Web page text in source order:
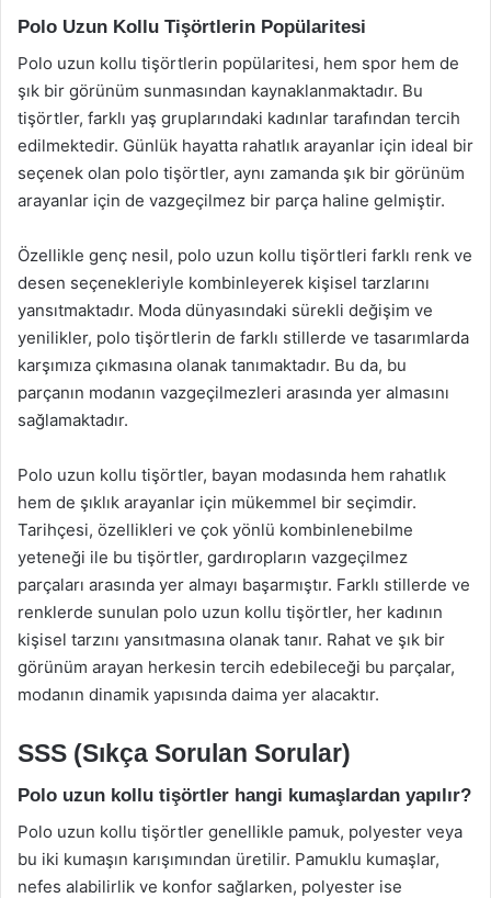
Polo Uzun Kollu Tişörtlerin Popülaritesi
Polo uzun kollu tişörtlerin popülaritesi, hem spor hem de
şık bir görünüm sunmasından kaynaklanmaktadır. Bu
tişörtler, farklı yaş gruplarındaki kadınlar tarafından tercih
edilmektedir. Günlük hayatta rahatlık arayanlar için ideal bir
seçenek olan polo tişörtler, aynı zamanda şık bir görünüm
arayanlar için de vazgeçilmez bir parça haline gelmiştir.
Özellikle genç nesil, polo uzun kollu tişörtleri farklı renk ve
desen seçenekleriyle kombinleyerek kişisel tarzlarını
yansıtmaktadır. Moda dünyasındaki sürekli değişim ve
yenilikler, polo tişörtlerin de farklı stillerde ve tasarımlarda
karşımıza çıkmasına olanak tanımaktadır. Bu da, bu
parçanın modanın vazgeçilmezleri arasında yer almasını
sağlamaktadır.
Polo uzun kollu tişörtler, bayan modasında hem rahatlık
hem de şıklık arayanlar için mükemmel bir seçimdir.
Tarihçesi, özellikleri ve çok yönlü kombinlenebilme
yeteneği ile bu tişörtler, gardıropların vazgeçilmez
parçaları arasında yer almayı başarmıştır. Farklı stillerde ve
renklerde sunulan polo uzun kollu tişörtler, her kadının
kişisel tarzını yansıtmasına olanak tanır. Rahat ve şık bir
görünüm arayan herkesin tercih edebileceği bu parçalar,
modanın dinamik yapısında daima yer alacaktır.
SSS (Sıkça Sorulan Sorular)
Polo uzun kollu tişörtler hangi kumaşlardan yapılır?
Polo uzun kollu tişörtler genellikle pamuk, polyester veya
bu iki kumaşın karışımından üretilir. Pamuklu kumaşlar,
nefes alabilirlik ve konfor sağlarken, polyester ise